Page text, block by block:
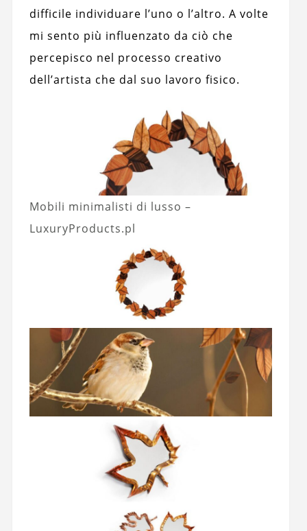
difficile individuare l’uno o l’altro. A volte
mi sento più influenzato da ciò che
percepisco nel processo creativo
dell’artista che dal suo lavoro fisico.
Mobili minimalisti di lusso –
LuxuryProducts.pl